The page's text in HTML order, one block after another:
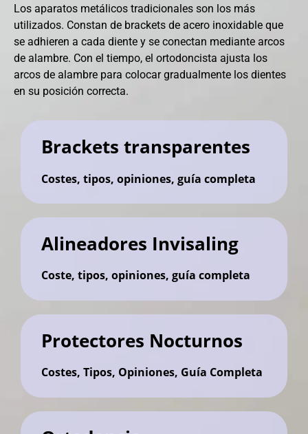
Los aparatos metálicos tradicionales son los más
utilizados. Constan de brackets de acero inoxidable que
se adhieren a cada diente y se conectan mediante arcos
de alambre. Con el tiempo, el ortodoncista ajusta los
arcos de alambre para colocar gradualmente los dientes
en su posición correcta.
Brackets transparentes
Costes, tipos, opiniones, guía completa
Alineadores Invisaling
Coste, tipos, opiniones, guía completa
Protectores Nocturnos
Costes, Tipos, Opiniones, Guía Completa